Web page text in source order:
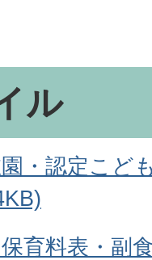
ル
・認定こど
育料表・副